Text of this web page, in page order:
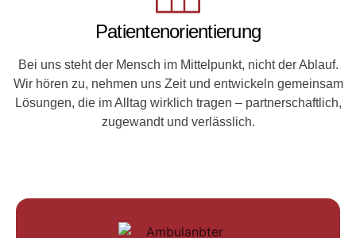
Patientenorientierung
Bei uns steht der Mensch im Mittelpunkt, nicht der Ablauf.
Wir hören zu, nehmen uns Zeit und entwickeln gemeinsam
Lösungen, die im Alltag wirklich tragen – partnerschaftlich,
zugewandt und verlässlich.